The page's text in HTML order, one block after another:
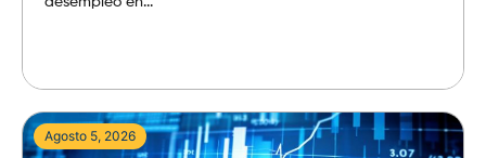
Agosto 5, 2026